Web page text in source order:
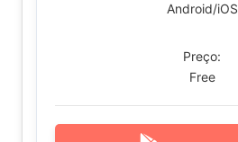
Android/iOS
Preço:
Free